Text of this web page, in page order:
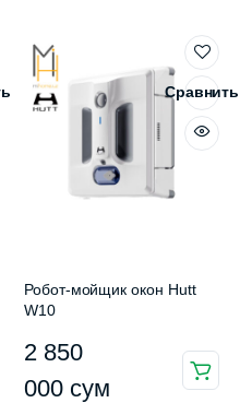
250
000 сум.
000 сум.
Сравнить
Робот-мойщик окон Hutt
W10
2 850
000 сум